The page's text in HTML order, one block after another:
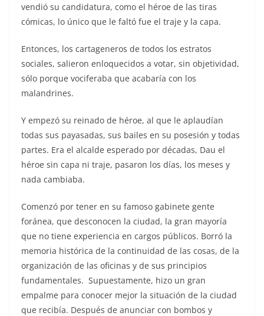
vendió su candidatura, como el héroe de las tiras
cómicas, lo único que le faltó fue el traje y la capa.
Entonces, los cartageneros de todos los estratos
sociales, salieron enloquecidos a votar, sin objetividad,
sólo porque vociferaba que acabaría con los
malandrines.
Y empezó su reinado de héroe, al que le aplaudían
todas sus payasadas, sus bailes en su posesión y todas
partes. Era el alcalde esperado por décadas, Dau el
héroe sin capa ni traje, pasaron los días, los meses y
nada cambiaba.
Comenzó por tener en su famoso gabinete gente
foránea, que desconocen la ciudad, la gran mayoría
que no tiene experiencia en cargos públicos. Borró la
memoria histórica de la continuidad de las cosas, de la
organización de las oficinas y de sus principios
fundamentales. Supuestamente, hizo un gran
empalme para conocer mejor la situación de la ciudad
que recibía. Después de anunciar con bombos y